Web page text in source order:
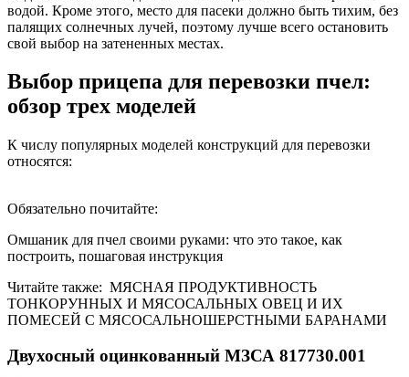
водой. Кроме этого, место для пасеки должно быть тихим, без
палящих солнечных лучей, поэтому лучше всего остановить
свой выбор на затененных местах.
Выбор прицепа для перевозки пчел:
обзор трех моделей
К числу популярных моделей конструкций для перевозки
относятся:
Обязательно почитайте:
Омшаник для пчел своими руками: что это такое, как
построить, пошаговая инструкция
Читайте также: МЯСНАЯ ПРОДУКТИВНОСТЬ
ТОНКОРУННЫХ И МЯСОСАЛЬНЫХ ОВЕЦ И ИХ
ПОМЕСЕЙ С МЯСОСАЛЬНОШЕРСТНЫМИ БАРАНАМИ
Двухосный оцинкованный МЗСА 817730.001